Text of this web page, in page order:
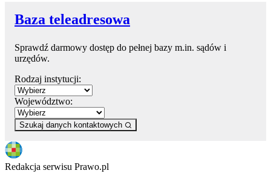
Baza teleadresowa
Sprawdź darmowy dostęp do pełnej bazy m.in. sądów i
urzędów.
Rodzaj instytucji:
Województwo:
Szukaj danych kontaktowych
Redakcja serwisu Prawo.pl